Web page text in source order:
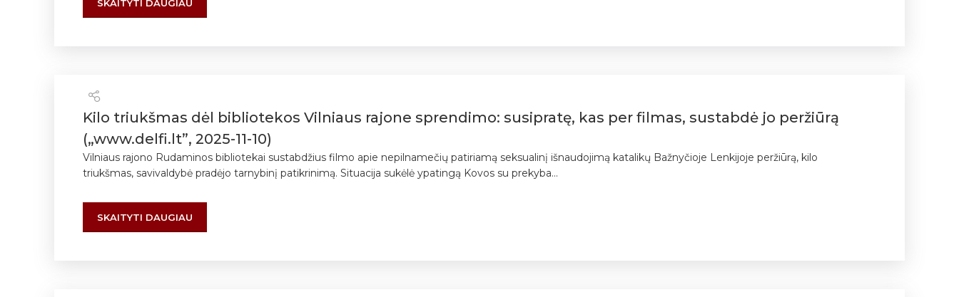
SKAITYTI DAUGIAU
Kilo triukšmas dėl bibliotekos Vilniaus rajone sprendimo: susipratę, kas per filmas, sustabdė jo peržiūrą
(„www.delfi.lt”, 2025-11-10)
Vilniaus rajono Rudaminos bibliotekai sustabdžius filmo apie nepilnamečių patiriamą seksualinį išnaudojimą katalikų Bažnyčioje Lenkijoje peržiūrą, kilo
triukšmas, savivaldybė pradėjo tarnybinį patikrinimą. Situacija sukėlė ypatingą Kovos su prekyba...
SKAITYTI DAUGIAU